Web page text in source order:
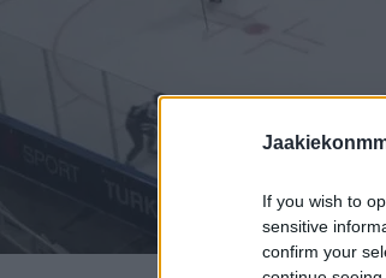
If you wish to
sensitive
confirm your